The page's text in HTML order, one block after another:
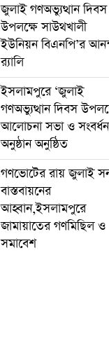
জুলাই গণঅভ্যুত্থান দিবস
উপলক্ষে সাউথখালী
ইউনিয়ন বিএনপি’র
র‍্যালি
ইসলামপুরে ‘জুলাই
গণঅভ্যুত্থান দিবস
আলোচনা সভা ও
অনুষ্ঠান অনুষ্ঠিত
গণভোটের রায় জুলাই
বাস্তবায়নের
আহ্বান,ইসলামপুরে
জামায়াতের গণমিছিল ও
সমাবেশ